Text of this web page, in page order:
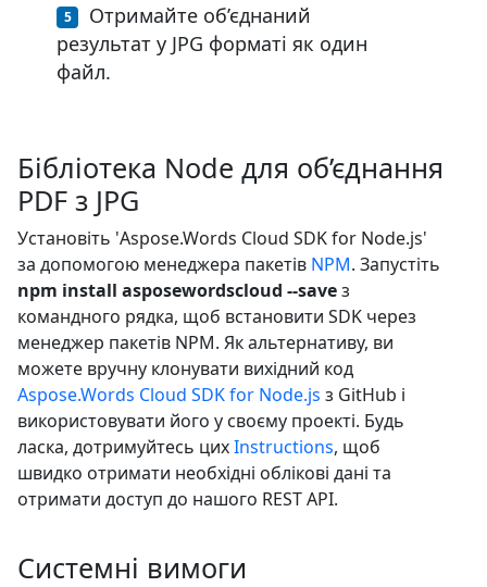
Отримайте об’єднаний
результат у JPG форматі як один
файл.
Бібліотека Node для об’єднання
PDF з JPG
Установіть 'Aspose.Words Cloud SDK for Node.js'
за допомогою менеджера пакетів NPM. Запустіть
npm install asposewordscloud --saveз
командного рядка, щоб встановити SDK через
менеджер пакетів NPM. Як альтернативу, ви
можете вручну клонувати вихідний код
Aspose.Words Cloud SDK for Node.js з GitHub і
використовувати його у своєму проекті. Будь
ласка, дотримуйтесь цихInstructions, щоб
швидко отримати необхідні облікові дані та
отримати доступ до нашого REST API.
Системні вимоги